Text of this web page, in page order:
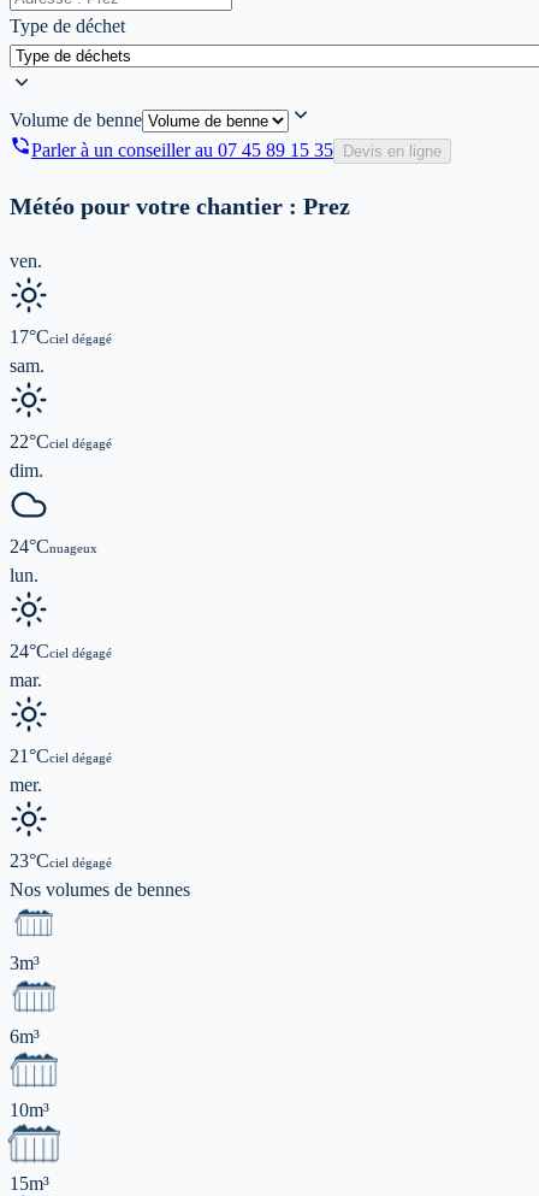
Type de déchet
Volume de benne
Parler à un conseiller au 07 45 89 15 35 Devis en ligne
Météo pour votre chantier : Prez
ven.
17°Cciel dégagé
sam.
22°Cciel dégagé
dim.
24°Cnuageux
lun.
24°Cciel dégagé
mar.
21°Cciel dégagé
mer.
23°Cciel dégagé
Nos volumes de bennes
3m³
6m³
10m³
15m³